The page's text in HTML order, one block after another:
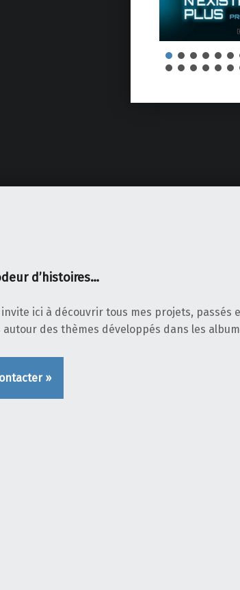
d’histoires…
invite ici à découvrir tous mes projets, passés
autour des thèmes développés dans les
»